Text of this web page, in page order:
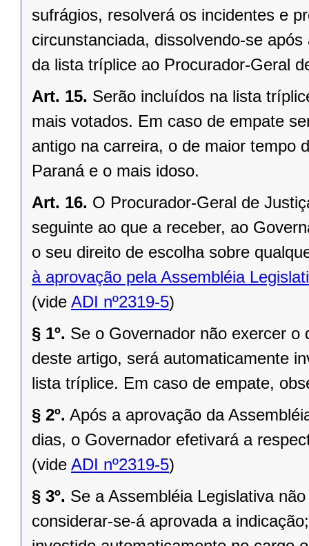
sufrágios, resolverá os incidentes e
circunstanciada, dissolvendo-se
da lista tríplice ao Procurador-Geral
Art. 15. Serão incluídos na lista
mais votados. Em caso de empate
antigo na carreira, o de maior tempo
Paraná e o mais idoso.
Art. 16. O Procurador-Geral de
seguinte ao que a receber, ao
o seu direito de escolha sobre
à aprovação pela Assembléia
(vide ADI nº2319-5)
§ 1º. Se o Governador não exercer
deste artigo, será automaticamente
lista tríplice. Em caso de empate,
§ 2º. Após a aprovação da
dias, o Governador efetivará a
(vide ADI nº2319-5)
§ 3º. Se a Assembléia Legislativa
considerar-se-á aprovada a